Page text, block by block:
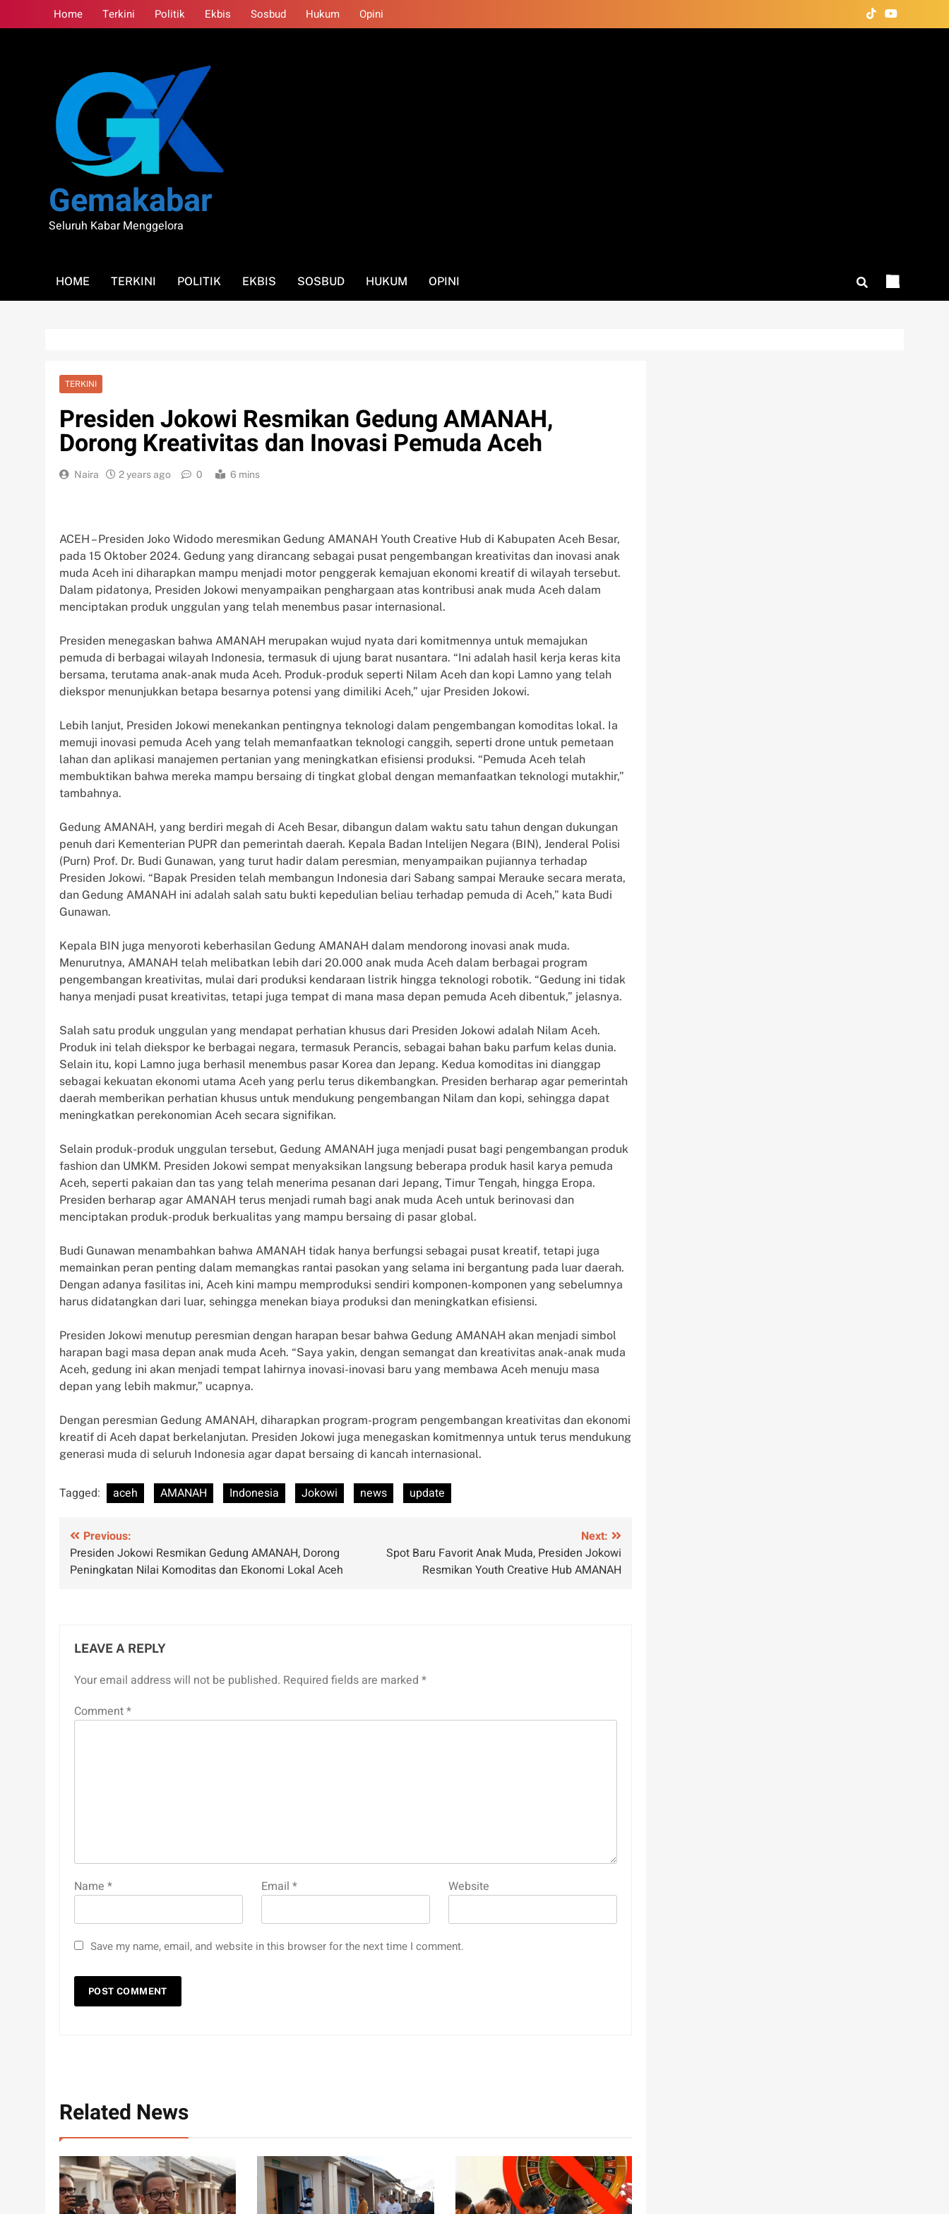
to
Home Terkini Politik Ekbis Sosbud Hukum Opini
Gemakabar
Seluruh Kabar Menggelora
HOME TERKINI POLITIK EKBIS SOSBUD HUKUM OPINI
TERKINI
Presiden Jokowi Resmikan Gedung AMANAH,
Dorong Kreativitas dan Inovasi Pemuda Aceh
Naira 2 years ago 0 6 mins
ACEH – Presiden Joko Widodo meresmikan Gedung AMANAH Youth Creative Hub di Kabupaten Aceh Besar,
pada 15 Oktober 2024. Gedung yang dirancang sebagai pusat pengembangan kreativitas dan inovasi anak
muda Aceh ini diharapkan mampu menjadi motor penggerak kemajuan ekonomi kreatif di wilayah tersebut.
Dalam pidatonya, Presiden Jokowi menyampaikan penghargaan atas kontribusi anak muda Aceh dalam
menciptakan produk unggulan yang telah menembus pasar internasional.
Presiden menegaskan bahwa AMANAH merupakan wujud nyata dari komitmennya untuk memajukan
pemuda di berbagai wilayah Indonesia, termasuk di ujung barat nusantara. “Ini adalah hasil kerja keras kita
bersama, terutama anak-anak muda Aceh. Produk-produk seperti Nilam Aceh dan kopi Lamno yang telah
diekspor menunjukkan betapa besarnya potensi yang dimiliki Aceh,” ujar Presiden Jokowi.
Lebih lanjut, Presiden Jokowi menekankan pentingnya teknologi dalam pengembangan komoditas lokal. Ia
memuji inovasi pemuda Aceh yang telah memanfaatkan teknologi canggih, seperti drone untuk pemetaan
lahan dan aplikasi manajemen pertanian yang meningkatkan efisiensi produksi. “Pemuda Aceh telah
membuktikan bahwa mereka mampu bersaing di tingkat global dengan memanfaatkan teknologi mutakhir,”
tambahnya.
Gedung AMANAH, yang berdiri megah di Aceh Besar, dibangun dalam waktu satu tahun dengan dukungan
penuh dari Kementerian PUPR dan pemerintah daerah. Kepala Badan Intelijen Negara (BIN), Jenderal Polisi
(Purn) Prof. Dr. Budi Gunawan, yang turut hadir dalam peresmian, menyampaikan pujiannya terhadap
Presiden Jokowi. “Bapak Presiden telah membangun Indonesia dari Sabang sampai Merauke secara merata,
dan Gedung AMANAH ini adalah salah satu bukti kepedulian beliau terhadap pemuda di Aceh,” kata Budi
Gunawan.
Kepala BIN juga menyoroti keberhasilan Gedung AMANAH dalam mendorong inovasi anak muda.
Menurutnya, AMANAH telah melibatkan lebih dari 20.000 anak muda Aceh dalam berbagai program
pengembangan kreativitas, mulai dari produksi kendaraan listrik hingga teknologi robotik. “Gedung ini tidak
hanya menjadi pusat kreativitas, tetapi juga tempat di mana masa depan pemuda Aceh dibentuk,” jelasnya.
Salah satu produk unggulan yang mendapat perhatian khusus dari Presiden Jokowi adalah Nilam Aceh.
Produk ini telah diekspor ke berbagai negara, termasuk Perancis, sebagai bahan baku parfum kelas dunia.
Selain itu, kopi Lamno juga berhasil menembus pasar Korea dan Jepang. Kedua komoditas ini dianggap
sebagai kekuatan ekonomi utama Aceh yang perlu terus dikembangkan. Presiden berharap agar pemerintah
daerah memberikan perhatian khusus untuk mendukung pengembangan Nilam dan kopi, sehingga dapat
meningkatkan perekonomian Aceh secara signifikan.
Selain produk-produk unggulan tersebut, Gedung AMANAH juga menjadi pusat bagi pengembangan produk
fashion dan UMKM. Presiden Jokowi sempat menyaksikan langsung beberapa produk hasil karya pemuda
Aceh, seperti pakaian dan tas yang telah menerima pesanan dari Jepang, Timur Tengah, hingga Eropa.
Presiden berharap agar AMANAH terus menjadi rumah bagi anak muda Aceh untuk berinovasi dan
menciptakan produk-produk berkualitas yang mampu bersaing di pasar global.
Budi Gunawan menambahkan bahwa AMANAH tidak hanya berfungsi sebagai pusat kreatif, tetapi juga
memainkan peran penting dalam memangkas rantai pasokan yang selama ini bergantung pada luar daerah.
Dengan adanya fasilitas ini, Aceh kini mampu memproduksi sendiri komponen-komponen yang sebelumnya
harus didatangkan dari luar, sehingga menekan biaya produksi dan meningkatkan efisiensi.
Presiden Jokowi menutup peresmian dengan harapan besar bahwa Gedung AMANAH akan menjadi simbol
harapan bagi masa depan anak muda Aceh. “Saya yakin, dengan semangat dan kreativitas anak-anak muda
Aceh, gedung ini akan menjadi tempat lahirnya inovasi-inovasi baru yang membawa Aceh menuju masa
depan yang lebih makmur,” ucapnya.
Dengan peresmian Gedung AMANAH, diharapkan program-program pengembangan kreativitas dan ekonomi
kreatif di Aceh dapat berkelanjutan. Presiden Jokowi juga menegaskan komitmennya untuk terus mendukung
generasi muda di seluruh Indonesia agar dapat bersaing di kancah internasional.
Tagged: aceh AMANAH Indonesia Jokowi news update
Post
navigation
Previous:
Presiden Jokowi Resmikan Gedung AMANAH, Dorong
Peningkatan Nilai Komoditas dan Ekonomi Lokal Aceh
Next:
Spot Baru Favorit Anak Muda, Presiden Jokowi
Resmikan Youth Creative Hub AMANAH
LEAVE A REPLY
Your email address will not be published. Required fields are marked *
Comment*
Name * Email* Website
Save my name, email, and website in this browser for the next time I comment.
Related News